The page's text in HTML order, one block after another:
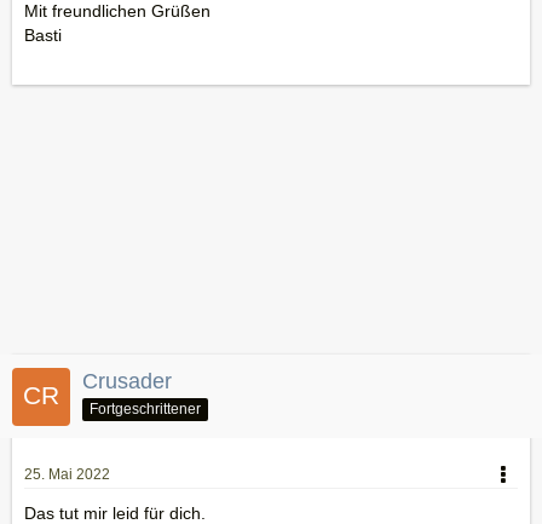
Mit freundlichen Grüßen
Basti
Crusader
Fortgeschrittener
25. Mai 2022
Das tut mir leid für dich.